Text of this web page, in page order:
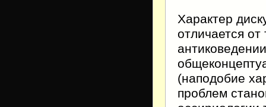
Характер
отличается от
(наподобие
проблем